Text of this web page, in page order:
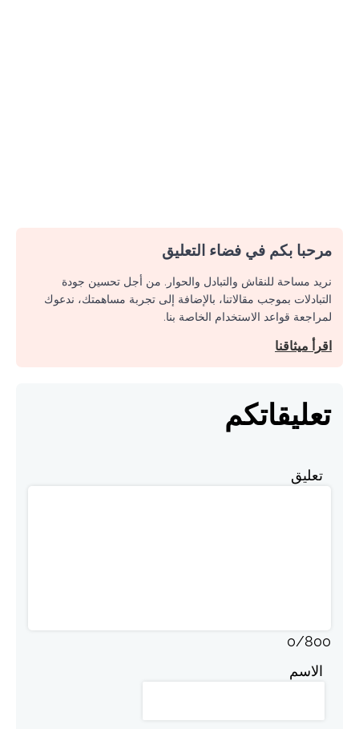
مرحبا بكم في فضاء التعليق
نريد مساحة للنقاش والتبادل والحوار. من أجل تحسين جودة
التبادلات بموجب مقالاتنا، بالإضافة إلى تجربة مساهمتك، ندعوك
لمراجعة قواعد الاستخدام الخاصة بنا.
اقرأ ميثاقنا
تعليقاتكم
تعليق
0/800
الاسم